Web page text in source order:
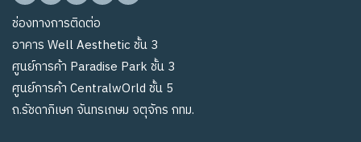
ช่องทางการติดต่อ
อาคาร Well Aesthetic ชั้น 3
ศูนย์การค้า Paradise Park ชั้น 3
ศูนย์การค้า CentralwOrld ชั้น 5
ถ.รัชดาภิเษก จันทรเกษม จตุจักร กทม.